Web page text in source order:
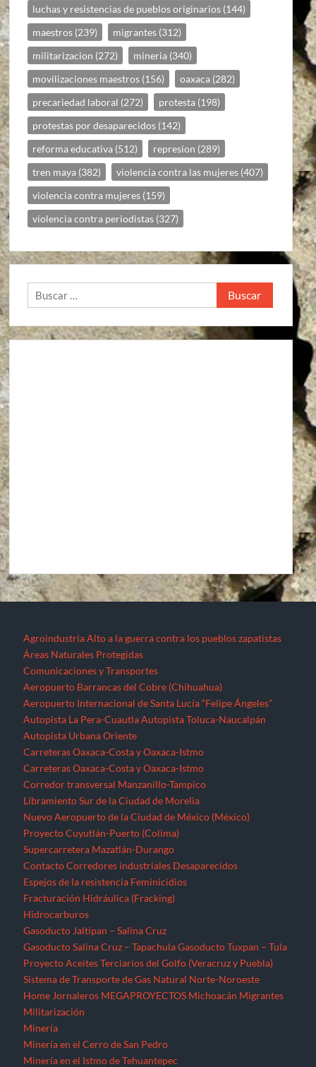
luchas y resistencias de pueblos originarios (144)
maestros (239) migrantes (312)
militarizacion (272) mineria (340)
movilizaciones maestros (156) oaxaca (282)
precariedad laboral (272) protesta (198)
protestas por desaparecidos (142)
reforma educativa (512) represion (289)
tren maya (382) violencia contra las mujeres (407)
violencia contra mujeres (159)
violencia contra periodistas (327)
Buscar:
Agroindustria Alto a la guerra contra los pueblos zapatistas
Áreas Naturales Protegidas
Comunicaciones y Transportes
Aeropuerto Barrancas del Cobre (Chihuahua)
Aeropuerto Internacional de Santa Lucía “Felipe Ángeles”
Autopista La Pera-Cuautla Autopista Toluca-Naucalpán
Autopista Urbana Oriente
Carreteras Oaxaca-Costa y Oaxaca-Istmo
Carreteras Oaxaca-Costa y Oaxaca-Istmo
Corredor transversal Manzanillo-Tampico
Libramiento Sur de la Ciudad de Morelia
Nuevo Aeropuerto de la Ciudad de México (México)
Proyecto Cuyutlán-Puerto (Colima)
Supercarretera Mazatlán-Durango
Contacto Corredores industriales Desaparecidos
Espejos de la resistencia Feminicidios
Fracturación Hidráulica (Fracking)
Hidrocarburos
Gasoducto Jaltipan – Salina Cruz
Gasoducto Salina Cruz – Tapachula Gasoducto Tuxpan – Tula
Proyecto Aceites Terciarios del Golfo (Veracruz y Puebla)
Sistema de Transporte de Gas Natural Norte-Noroeste
Home Jornaleros MEGAPROYECTOS Michoacán Migrantes
Militarización
Minería
Minería en el Cerro de San Pedro
Minería en el Istmo de Tehuantepec